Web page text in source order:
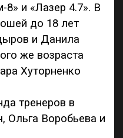
8» и «Лазер 4.7». В
до 18 лет
и Данила
же возраста
Хуторненко
тренеров в
Ольга Воробьева и